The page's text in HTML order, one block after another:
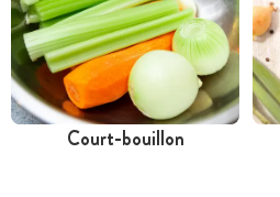
Court-bouillon